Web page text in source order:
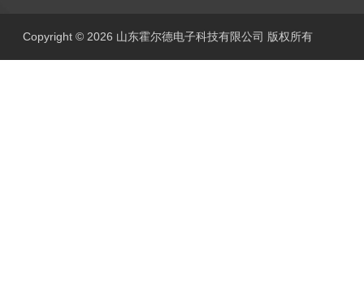
Copyright © 2026 山东霍尔德电子科技有限公司 版权所有